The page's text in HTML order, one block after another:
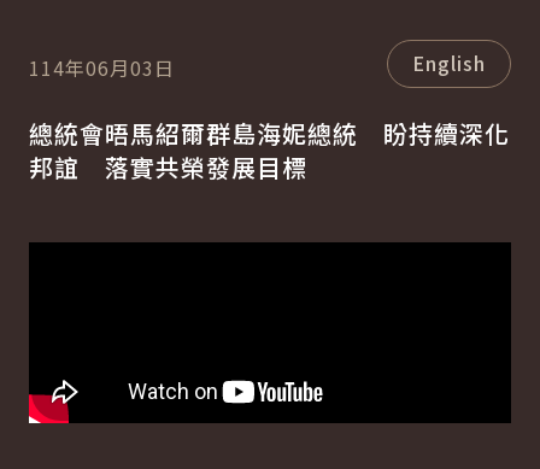
114年06月03日 English
總統會晤馬紹爾群島海妮總統 盼持續深化
邦誼 落實共榮發展目標